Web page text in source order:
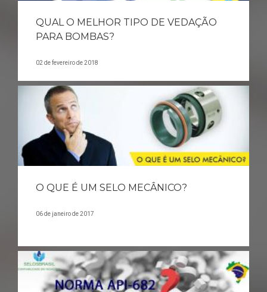
QUAL O MELHOR TIPO DE VEDAÇÃO
PARA BOMBAS?
02 de fevereiro de 2018
O QUE É UM SELO MECÂNICO?
06 de janeiro de 2017